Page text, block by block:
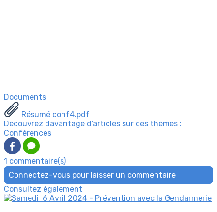
Documents
Résumé conf4.pdf
Découvrez davantage d'articles sur ces thèmes :
Conférences
1 commentaire(s)
Connectez-vous pour laisser un commentaire
Consultez également